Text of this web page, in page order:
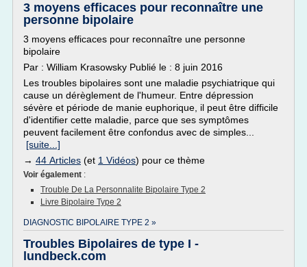
3 moyens efficaces pour reconnaître une
personne bipolaire
3 moyens efficaces pour reconnaître une personne
bipolaire
Par : William Krasowsky Publié le : 8 juin 2016
Les troubles bipolaires sont une maladie psychiatrique qui
cause un dérèglement de l'humeur. Entre dépression
sévère et période de manie euphorique, il peut être difficile
d'identifier cette maladie, parce que ses symptômes
peuvent facilement être confondus avec de simples...
[suite...]
→ 44 Articles (et 1 Vidéos) pour ce thème
Voir également :
Trouble De La Personnalite Bipolaire Type 2
Livre Bipolaire Type 2
DIAGNOSTIC BIPOLAIRE TYPE 2 »
Troubles Bipolaires de type I -
lundbeck.com